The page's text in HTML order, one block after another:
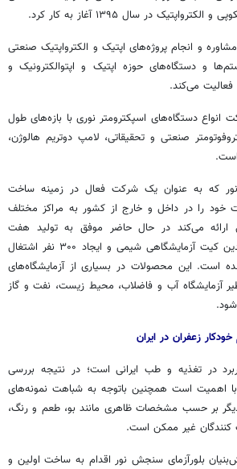
و الکترواپتیک در سال ۱۳۹۵ آغاز به کار کرد.
و انجام پروژه‌های اپتیک و الکترواپتیکصنعتی
و دستگاه‌های حوزه اپتیک و اپتوالکترونیکو
می‌کند.
انواع دستگاه‌های اسپکترومتر نوری با بازه‌های طول
صنعتی و تحقیقاتی، لامپدوتریم هالوژن،
که به عنوان یک شرکت فعال در زمینه ساخت
خود را در داخل و خارج از کشور به مراکز مختلف
ارائه می‌کند در حال حاضر موفق به تولید هفت
محصول دانش بنیان و چندین کیت آزمایشگاهی شیمی و ایجاد ۳۰۰ نفر اشتغال
است. این محصولات در بسیاری از آزمایشگاه‌های
آزمایشگاه آب و فاضلاب، محیط زیست، نفت و گاز
زعفران در ایران
در تغذیه و طب ایرانی است؛ در نتیجه بررسی
اهمیت است همچنین باتوجه به شباهت نمونه‌های
بر حسب مشخصات ظاهری مانند بو، طعم و رنگ،
غیر ممکن است.
بلورآزمای سنجش نور اقدام به ساخت اولین و